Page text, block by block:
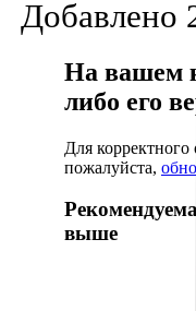
Добавлено
На вашем
либо его
Для корректного
пожалуйста,
выше